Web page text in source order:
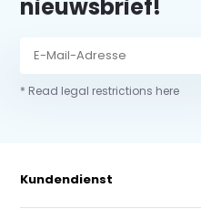
nieuwsbrief!
* Read legal restrictions here
Kundendienst